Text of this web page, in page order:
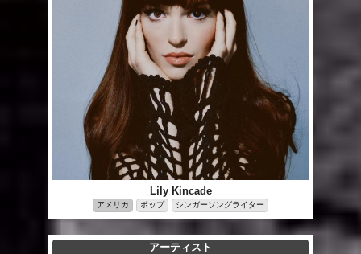
Lily Kincade
アメリカ ポップ シンガーソングライター
アーティスト